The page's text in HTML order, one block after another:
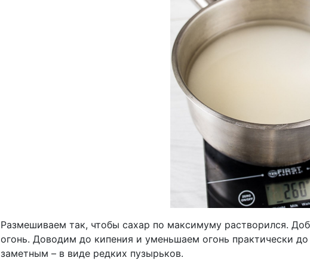
Размешиваем так, чтобы сахар по максимуму растворился.
огонь. Доводим до кипения и уменьшаем огонь практически
заметным – в виде редких пузырьков.